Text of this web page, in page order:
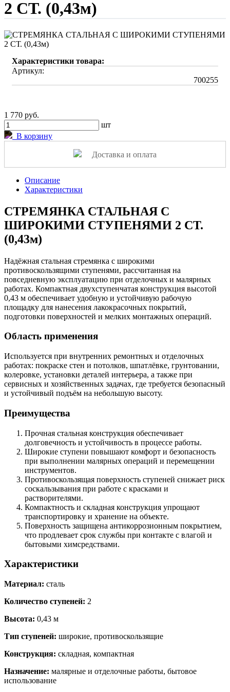
2 СТ. (0,43м)
Характеристики товара:
Артикул:
700255
1 770 руб.
шт
В корзину
Доставка и оплата
Описание
Характеристики
СТРЕМЯНКА СТАЛЬНАЯ С
ШИРОКИМИ СТУПЕНЯМИ 2 СТ.
(0,43м)
Надёжная стальная стремянка с широкими
противоскользящими ступенями, рассчитанная на
повседневную эксплуатацию при отделочных и малярных
работах. Компактная двухступенчатая конструкция высотой
0,43 м обеспечивает удобную и устойчивую рабочую
площадку для нанесения лакокрасочных покрытий,
подготовки поверхностей и мелких монтажных операций.
Область применения
Используется при внутренних ремонтных и отделочных
работах: покраске стен и потолков, шпатлёвке, грунтовании,
колеровке, установки деталей интерьера, а также при
сервисных и хозяйственных задачах, где требуется безопасный
и устойчивый подъём на небольшую высоту.
Преимущества
Прочная стальная конструкция обеспечивает
долговечность и устойчивость в процессе работы.
Широкие ступени повышают комфорт и безопасность
при выполнении малярных операций и перемещении
инструментов.
Противоскользящая поверхность ступеней снижает риск
соскальзывания при работе с красками и
растворителями.
Компактность и складная конструкция упрощают
транспортировку и хранение на объекте.
Поверхность защищена антикоррозионным покрытием,
что продлевает срок службы при контакте с влагой и
бытовыми химсредствами.
Характеристики
Материал: сталь
Количество ступеней: 2
Высота: 0,43 м
Тип ступеней: широкие, противоскользящие
Конструкция: складная, компактная
Назначение: малярные и отделочные работы, бытовое
использование